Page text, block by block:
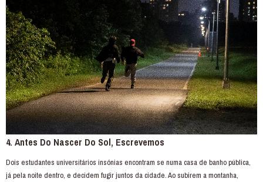
4. Antes Do Nascer Do Sol, Escrevemos
Dois estudantes universitários insónias encontram se numa casa de banho pública,
já pela noite dentro, e decidem fugir juntos da cidade. Ao subirem a montanha,